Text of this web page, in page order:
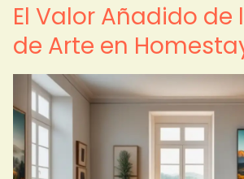
El Valor Añadido de
de Arte en